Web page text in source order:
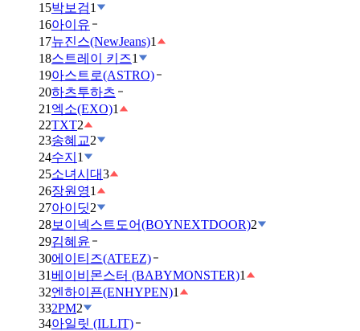
15박보검1
16아이유
17뉴진스(NewJeans)1
18스트레이 키즈1
19아스트로(ASTRO)
20하츠투하츠
21 엑소(EXO)1
22TXT2
23송혜교2
24수지 1
25소녀시대3
26장원영1
27아이딧2
28보이넥스트도어(BOYNEXTDOOR)2
29김혜윤
30에이티즈(ATEEZ)
31 베이비몬스터 (BABYMONSTER)1
32엔하이픈(ENHYPEN)1
332PM2
34아일릿 (ILLIT)